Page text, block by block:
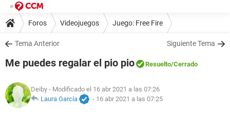
Foros Videojuegos Juego: Free Fire
Tema Anterior Siguiente Tema
Me puedes regalar el pio pio Resuelto/Cerrado
Deiby - Modificado el 16 abr 2021 a las 07:26
Laura García
- 16 abr 2021 a las 07:25